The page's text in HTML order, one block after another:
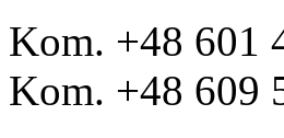
Kom. +48 601
Kom. +48 609